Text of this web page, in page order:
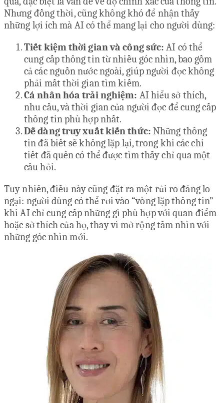
Nhưng đồng thời, cũng không khó để nhận thấy
những lợi ích mà AI có thể mang lại cho người dùng:
Tiết kiệm thời gian và công sức: AI có thể
cung cấp thông tin từ nhiều góc nhìn, bao gồm
cả các nguồn nước ngoài, giúp người đọc không
phải mất thời gian tìm kiếm.
Cá nhân hóa trải nghiệm: AI hiểu sở thích,
nhu cầu, và thời gian của người đọc để cung cấp
thông tin phù hợp nhất.
Dễ dàng truy xuất kiến thức: Những thông
tin đã biết sẽ không lặp lại, trong khi các chi
tiết đã quên có thể được tìm thấy chỉ qua một
câu hỏi.
Tuy nhiên, điều này cũng đặt ra một rủi ro đáng lo
ngại: người dùng có thể rơi vào “vòng lặp thông tin”
khi AI chỉ cung cấp những gì phù hợp với quan điểm
hoặc sở thích của họ, thay vì mở rộng tầm nhìn với
những góc nhìn mới.